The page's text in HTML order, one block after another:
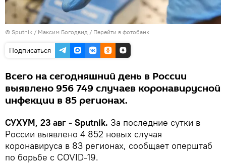
© Sputnik / Максим Богодвид / Перейти в фотобанк
Подписаться
Всего на сегодняшний день в России
выявлено 956 749 случаев коронавирусной
инфекции в 85 регионах.
СУХУМ, 23 авг - Sputnik. За последние сутки в
России выявлено 4 852 новых случая
коронавируса в 83 регионах, сообщает оперштаб
по борьбе с COVID-19.